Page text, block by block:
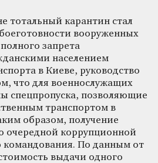
тотальный карантин стал
вооруженных
запрета
населением
в Киеве, руководство
что для военнослужащих
спецпропуска, позволяющие
транспортом в
образом, получение
очередной коррупционной
командования. По данным от
выдачи одного